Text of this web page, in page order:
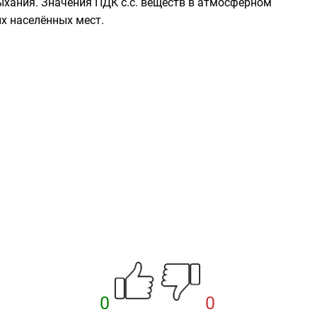
населённых мест.
0 0